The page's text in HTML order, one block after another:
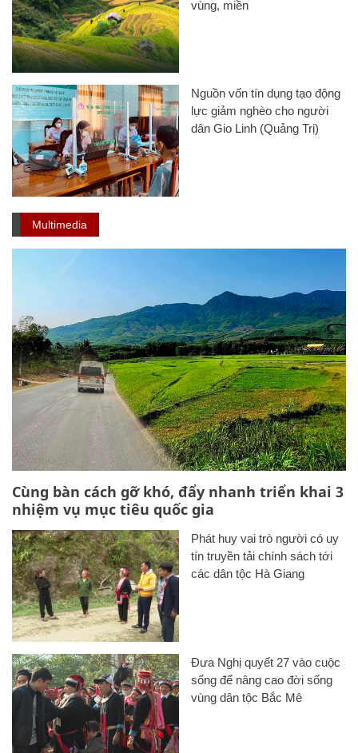
vùng, miền
Nguồn vốn tín dụng tạo động
lực giảm nghèo cho người
dân Gio Linh (Quảng Trị)
Multimedia
Cùng bàn cách gỡ khó, đẩy nhanh triển khai 3
nhiệm vụ mục tiêu quốc gia
Phát huy vai trò người có uy
tín truyền tải chính sách tới
các dân tộc Hà Giang
Đưa Nghị quyết 27 vào cuộc
sống để nâng cao đời sống
vùng dân tộc Bắc Mê